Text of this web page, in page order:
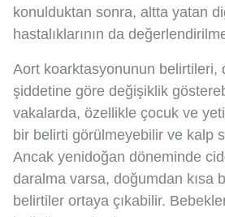
konulduktan sonra, altta yatan
hastalıklarının da
Aort koarktasyonunun belirtileri,
şiddetine göre değişiklik
vakalarda, özellikle çocuk ve
bir belirti görülmeyebilir ve kalp
Ancak yenidoğan döneminde
daralma varsa, doğumdan kısa
belirtiler ortaya çıkabilir.